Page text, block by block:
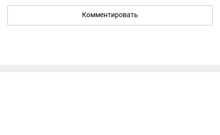
Комментировать